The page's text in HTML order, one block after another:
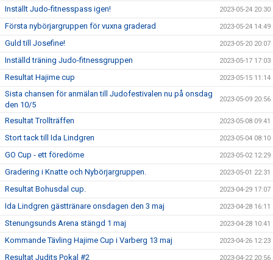
Inställt Judo-fitnesspass igen! 2023-05-24 20:30
Första nybörjargruppen för vuxna graderad 2023-05-24 14:49
Guld till Josefine! 2023-05-20 20:07
Inställd träning Judo-fitnessgruppen 2023-05-17 17:03
Resultat Hajime cup 2023-05-15 11:14
Sista chansen för anmälan till Judofestivalen nu på onsdag
den 10/5
2023-05-09 20:56
Resultat Trollträffen 2023-05-08 09:41
Stort tack till Ida Lindgren 2023-05-04 08:10
GO Cup - ett föredöme 2023-05-02 12:29
Gradering i Knatte och Nybörjargruppen. 2023-05-01 22:31
Resultat Bohusdal cup. 2023-04-29 17:07
Ida Lindgren gästtränare onsdagen den 3 maj 2023-04-28 16:11
Stenungsunds Arena stängd 1 maj 2023-04-28 10:41
Kommande Tävling Hajime Cup i Varberg 13 maj 2023-04-26 12:23
Resultat Judits Pokal #2 2023-04-22 20:56